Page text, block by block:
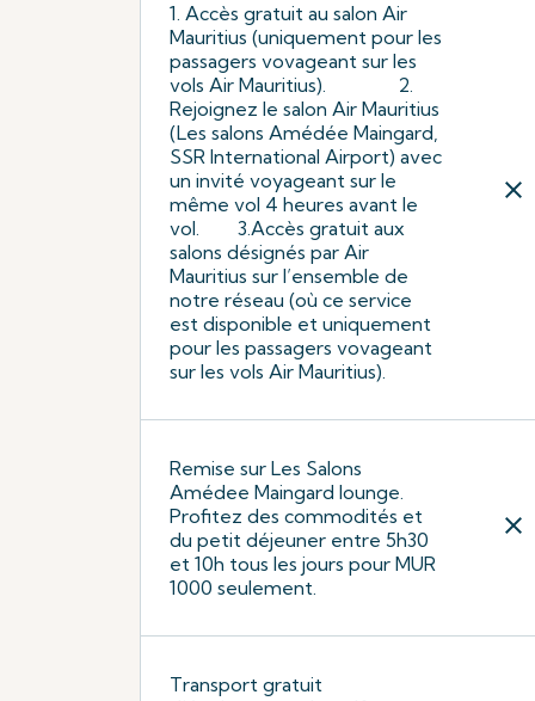
1. Accès gratuit au salon Air
Mauritius (uniquement pour les
passagers vovageant sur les
vols Air Mauritius). 2.
Rejoignez le salon Air Mauritius
(Les salons Amédée Maingard,
SSR International Airport) avec
un invité voyageant sur le
même vol 4 heures avant le
vol. 3.Accès gratuit aux
salons désignés par Air
Mauritius sur l’ensemble de
notre réseau (où ce service
est disponible et uniquement
pour les passagers vovageant
sur les vols Air Mauritius).
close
Remise sur Les Salons
Amédee Maingard lounge.
Profitez des commodités et
du petit déjeuner entre 5h30
et 10h tous les jours pour MUR
1000 seulement.
close
Transport gratuit